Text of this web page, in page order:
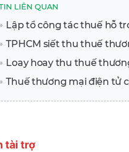
TIN LIÊN QUAN
Lập tổ công tác thuế hỗ
TPHCM siết thu thuế
Loay hoay thu thuế
Thuế thương mại điện tử